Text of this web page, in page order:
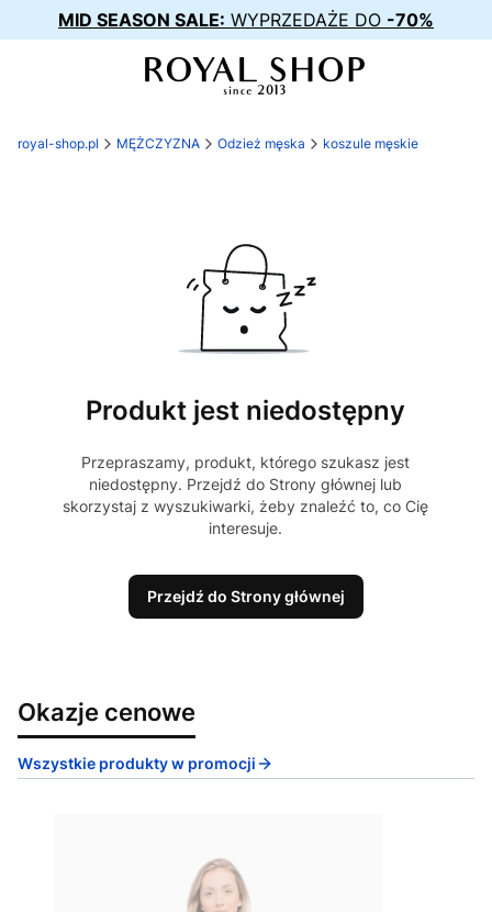
MID SEASON SALE: WYPRZEDAŻE DO -70%
royal-shop.pl MĘŻCZYZNA Odzież męska koszule męskie
Produkt jest niedostępny
Przepraszamy, produkt, którego szukasz jest
niedostępny. Przejdź do Strony głównej lub
skorzystaj z wyszukiwarki, żeby znaleźć to, co Cię
interesuje.
Przejdź do Strony głównej
Okazje cenowe
Wszystkie produkty w promocji